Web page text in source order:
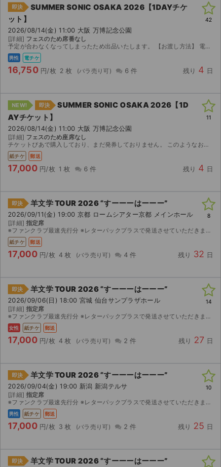
即決
SUMMER SONIC OSAKA 2026【1DAYチケ
ット】
2026/08/14(金) 11:00 大阪 万博記念公園
[詳細] フェスのため席番なし
予定が合わなくなってしまったため出品いたします。 【お渡し方法】 電子チケット（イープラス）にて分配いたしますので、受け取る方はそれぞれあらかじめイープラスアプリのダウンロードをお願いいたしま...
男性 電チケ
16,750 円/枚 2 枚 6 件 残り 4 日
42
NEW! 即決
SUMMER SONIC OSAKA 2026【1D
AYチケット】
2026/08/14(金) 11:00 大阪 万博記念公園
[詳細] フェスのため座席なし
チケットぴあで購入しており、まだ発券しておりません。 このようなお取引が始めてなので不備があれば教えてください。
紙チケ 郵送
17,000 円/枚 1 枚 6 件 残り 4 日
11
即決 羊文学 TOUR 2026 “すーーーはーーー”
2026/09/11(金) 19:00 京都 ロームシアター京都 メインホール
[詳細] 指定席
※ファンクラブ最速先行分 ※レターパックプラスで発送させていただきます。
紙チケ 郵送
17,000 円/枚 4 枚 4 件 残り 32 日
8
即決 羊文学 TOUR 2026 “すーーーはーーー”
2026/09/06(日) 18:00 宮城 仙台サンプラザホール
[詳細] 指定席
※ファンクラブ最速先行分 ※レターパックプラスで発送させていただきます。
女性 紙チケ 郵送
17,000 円/枚 4 枚 2 件 残り 27 日
14
即決 羊文学 TOUR 2026 “すーーーはーーー”
2026/09/04(金) 19:00 新潟 新潟テルサ
[詳細] 指定席
※ファンクラブ最速先行分 ※レターパックプラスで発送させていただきます。
男性 紙チケ 郵送
17,000 円/枚 3 枚 2 件 残り 25 日
10
即決 羊文学 TOUR 2026 “すーーーはーーー”